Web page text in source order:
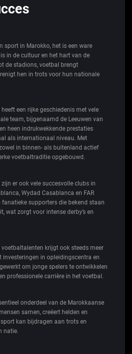
sport in Marokko, het is een ware
in de cultuur en het hart van de
de stadions, voetbal brengt
hen in trots voor hun nationale
een rijke geschiedenis met vele
team, bijgenaamd de Leeuwen van
heen indrukwekkende prestaties
als internationaal niveau. Met
in binnen- als buitenland actief
voetbaltraditie opgebouwd.
er ook vele succesvolle clubs in
Wydad Casablanca en FAR
fanatieke supporters die bekend staan
wat zorgt voor intense derby’s en
krijgt ook steeds meer
in opleidingscentra en
om jonge spelers te ontwikkelen
professionele carrière in het voetbal.
onderdeel van de Marokkaanse
samen, creëert helden en
kan bijdragen aan trots en
natie.